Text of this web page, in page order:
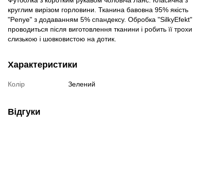
круглим вирізом горловини. Тканина бавовна 95% якість
"Penye" ​з додаванням 5% спандексу. Обробка "SilkyEfekt"
проводиться після виготовлення тканини і робить її трохи
слизькою і шовковистою на дотик.
Характеристики
Колір Зелений
Відгуки